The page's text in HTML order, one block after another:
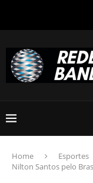
Home Esportes
Nilton Santos pelo